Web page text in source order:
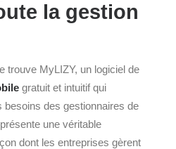
la gestion
trouve MyLIZY, un logiciel de
gratuit et intuitif qui
besoins des gestionnaires de
une véritable
dont les entreprises gèrent